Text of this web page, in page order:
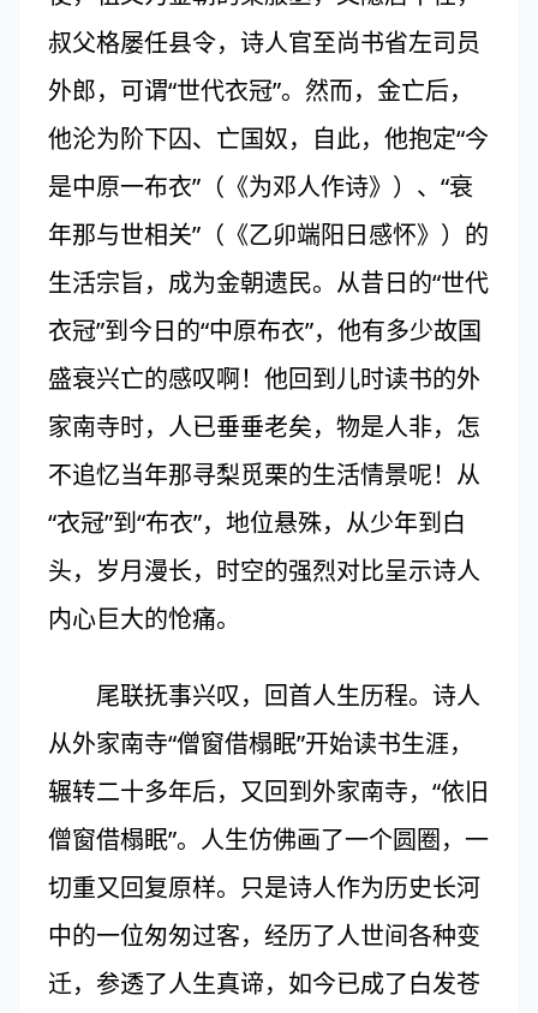
叔父格屡任县令，诗人官至尚书省左司员
外郎，可谓“世代衣冠”。然而，金亡后，
他沦为阶下囚、亡国奴，自此，他抱定“今
是中原一布衣”（《为邓人作诗》）、“衰
年那与世相关”（《乙卯端阳日感怀》）的
生活宗旨，成为金朝遗民。从昔日的“世代
衣冠”到今日的“中原布衣”，他有多少故国
盛衰兴亡的感叹啊！他回到儿时读书的外
家南寺时，人已垂垂老矣，物是人非，怎
不追忆当年那寻梨觅栗的生活情景呢！从
“衣冠”到“布衣”，地位悬殊，从少年到白
头，岁月漫长，时空的强烈对比呈示诗人
内心巨大的怆痛。
尾联抚事兴叹，回首人生历程。诗人
从外家南寺“僧窗借榻眠”开始读书生涯，
辗转二十多年后，又回到外家南寺，“依旧
僧窗借榻眠”。人生仿佛画了一个圆圈，一
切重又回复原样。只是诗人作为历史长河
中的一位匆匆过客，经历了人世间各种变
迁，参透了人生真谛，如今已成了白发苍